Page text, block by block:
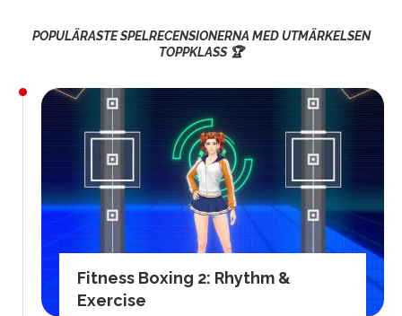
POPULÄRASTE SPELRECENSIONERNA MED UTMÄRKELSEN
TOPPKLASS 🏆
Fitness Boxing 2: Rhythm &
Exercise